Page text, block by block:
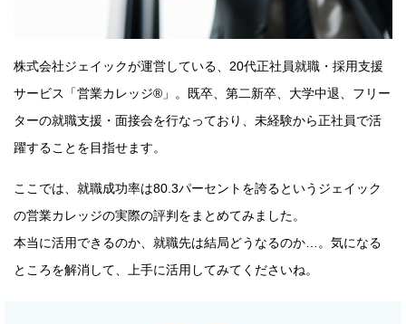
株式会社ジェイックが運営している、20代正社員就職・採用支援
サービス「営業カレッジ®」。既卒、第二新卒、大学中退、フリー
ターの就職支援・面接会を行なっており、未経験から正社員で活
躍することを目指せます。
ここでは、就職成功率は80.3パーセントを誇るというジェイック
の営業カレッジの実際の評判をまとめてみました。
本当に活用できるのか、就職先は結局どうなるのか…。気になる
ところを解消して、上手に活用してみてくださいね。